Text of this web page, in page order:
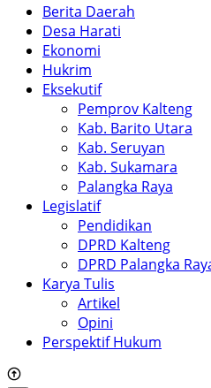
Berita Daerah
Desa Harati
Ekonomi
Hukrim
Eksekutif
Pemprov Kalteng
Kab. Barito Utara
Kab. Seruyan
Kab. Sukamara
Palangka Raya
Legislatif
Pendidikan
DPRD Kalteng
DPRD Palangka
Karya Tulis
Artikel
Opini
Perspektif Hukum